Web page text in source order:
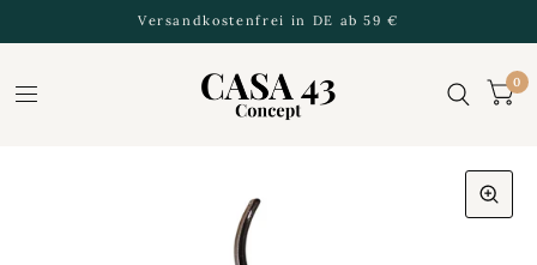
Versandkostenfrei in DE ab 59 €
0